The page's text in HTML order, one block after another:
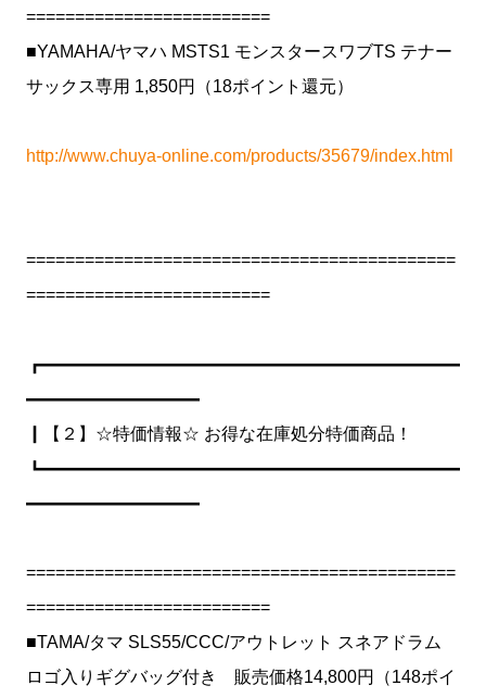
=========================
■YAMAHA/ヤマハ MSTS1 モンスタースワブTS テナー
サックス専用 1,850円（18ポイント還元）
http://www.chuya-online.com/products/35679/index.html
============================================
=========================
┏━━━━━━━━━━━━━━━━━━━━━━━━
━━━━━━━━━━
┃【２】☆特価情報☆ お得な在庫処分特価商品！
┗━━━━━━━━━━━━━━━━━━━━━━━━
━━━━━━━━━━
============================================
=========================
■TAMA/タマ SLS55/CCC/アウトレット スネアドラム
ロゴ入りギグバッグ付き 販売価格14,800円（148ポイ